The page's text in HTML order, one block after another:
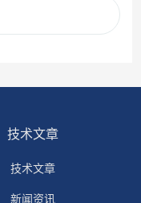
技术文章
技术文章
新闻资讯